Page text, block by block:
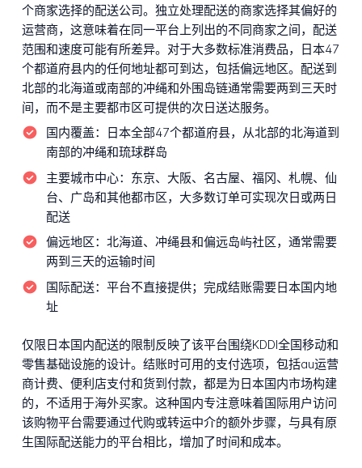
个商家选择的配送公司。独立处理配送的商家选择其偏好的
运营商，这意味着在同一平台上列出的不同商家之间，配送
范围和速度可能有所差异。对于大多数标准消费品，日本47
个都道府县内的任何地址都可到达，包括偏远地区。配送到
北部的北海道或南部的冲绳和外围岛链通常需要两到三天时
间，而不是主要都市区可提供的次日送达服务。
国内覆盖：
日本全部47个都道府县，从北部的北海道到
南部的冲绳和琉球群岛
主要城市中心： 东京、大阪、名古屋、福冈、札幌、仙
台、广岛和其他都市区，大多数订单可实现次日或两日
配送
偏远地区： 北海道、冲绳县和偏远岛屿社区，通常需要
两到三天的运输时间
国际配送： 平台不直接提供；完成结账需要日本国内地
址
仅限日本国内配送的限制反映了该平台围绕KDDI全国移动和
零售基础设施的设计。结账时可用的支付选项，包括au运营
商计费、便利店支付和货到付款，都是为日本国内市场构建
的，不适用于海外买家。这种国内专注意味着国际用户访问
该购物平台需要通过代购或转运中介的额外步骤，与具有原
生国际配送能力的平台相比，增加了时间和成本。